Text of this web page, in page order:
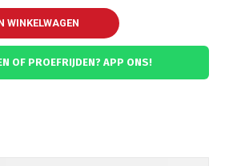
ART 4(+€
WINKELWAGEN
OF PROEFRIJDEN? APP ONS!